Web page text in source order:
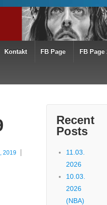
Kontakt FB Page FB Page
2019
Recent
Posts
11.03.
2026
10.03.
2026
(NBA)